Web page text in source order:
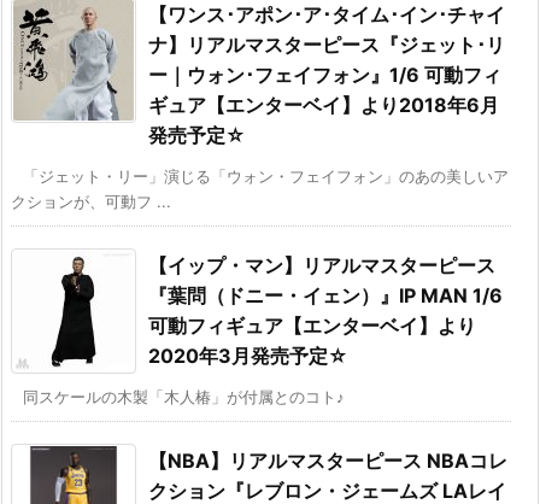
【ワンス･アポン･ア･タイム･イン･チャイ
ナ】リアルマスターピース『ジェット･リ
ー｜ウォン･フェイフォン』1/6 可動フィ
ギュア【エンターベイ】より2018年6月
発売予定☆
「ジェット・リー」演じる「ウォン・フェイフォン」のあの美しいア
クションが、可動フ ...
【イップ・マン】リアルマスターピース
『葉問（ドニー・イェン）』IP MAN 1/6
可動フィギュア【エンターベイ】より
2020年3月発売予定☆
同スケールの木製「木人椿」が付属とのコト♪
【NBA】リアルマスターピース NBAコレ
クション『レブロン・ジェームズ LAレイ